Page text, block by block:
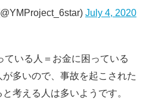
July 4, 2020
ている人＝お金に困っている
多いので、事故を起こされた
考える人は多いようです。